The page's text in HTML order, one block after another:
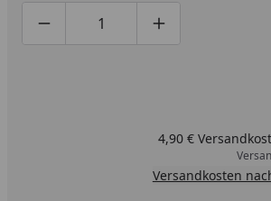
Produktmenge um eins verringern
Produktmenge manuell
Produktmenge
4,90 €
Versandkosten